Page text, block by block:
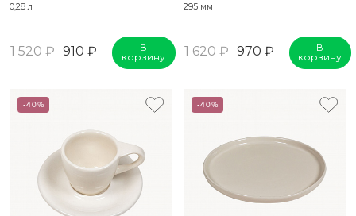
0,28 л
1 520 ₽ 910 ₽
В
корзину
295 мм
1 620 ₽ 970 ₽
В
корзину
-40% -40%